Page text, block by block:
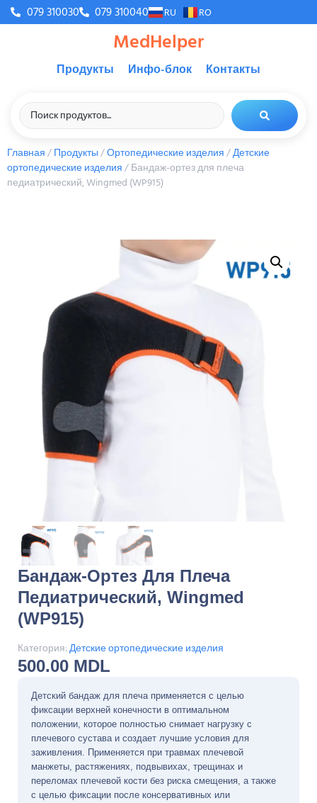
079 310030 079 310040 RU RO
MedHelper
Продукты Инфо-блок Контакты
Главная/Продукты/Ортопедические изделия/Детские
ортопедические изделия/ Бандаж-ортез для плеча
педиатрический, Wingmed (WP915)
Бандаж-Ортез Для Плеча
Педиатрический, Wingmed
(WP915)
Категория:Детские ортопедические изделия
500.00 MDL
Детский бандаж для плеча применяется с целью
фиксации верхней конечности в оптимальном
положении, которое полностью снимает нагрузку с
плечевого сустава и создает лучшие условия для
заживления. Применяется при травмах плечевой
манжеты, растяжениях, подвывихах, трещинах и
переломах плечевой кости без риска смещения, а также
с целью фиксации после консервативных или